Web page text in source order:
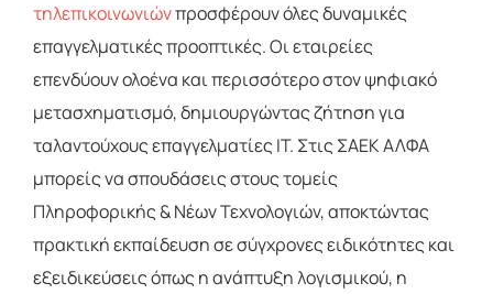
τηλεπικοινωνιώνπροσφέρουν όλες δυναμικές
επαγγελματικές προοπτικές. Οι εταιρείες
επενδύουν ολοένα και περισσότερο στον ψηφιακό
μετασχηματισμό, δημιουργώντας ζήτηση για
ταλαντούχους επαγγελματίες IT. Στις ΣΑΕΚ ΑΛΦΑ
μπορείς να σπουδάσεις στους τομείς
Πληροφορικής & Νέων Τεχνολογιών, αποκτώντας
πρακτική εκπαίδευση σε σύγχρονες ειδικότητες και
εξειδικεύσεις όπως η ανάπτυξη λογισμικού, η